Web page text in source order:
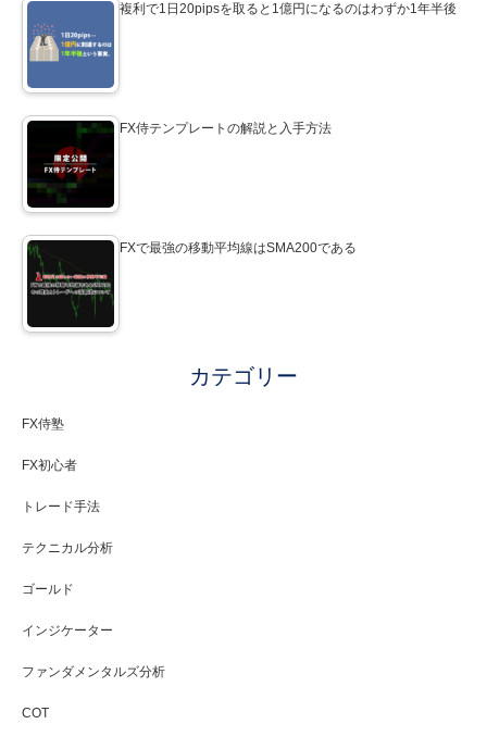
複利で1日20pipsを取ると1億円になるのはわずか1年半後
FX侍テンプレートの解説と入手方法
FXで最強の移動平均線はSMA200である
カテゴリー
FX侍塾
FX初心者
トレード手法
テクニカル分析
ゴールド
インジケーター
ファンダメンタルズ分析
COT